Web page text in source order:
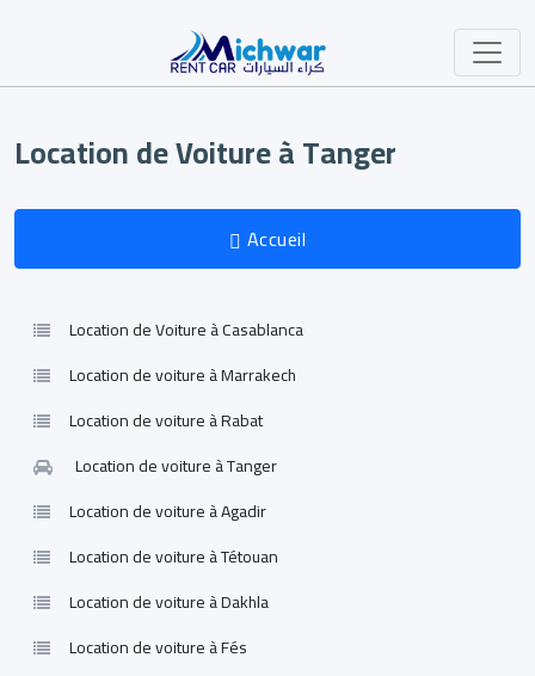
Location de Voiture à Tanger
Accueil
Location de Voiture à Casablanca
Location de voiture à Marrakech
Location de voiture à Rabat
Location de voiture à Tanger
Location de voiture à Agadir
Location de voiture à Tétouan
Location de voiture à Dakhla
Location de voiture à Fés